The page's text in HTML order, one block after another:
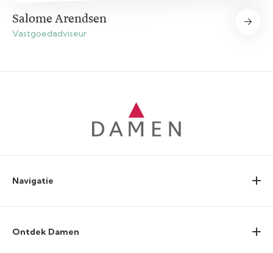
Salome Arendsen
Vastgoedadviseur
Navigatie
Ontdek Damen